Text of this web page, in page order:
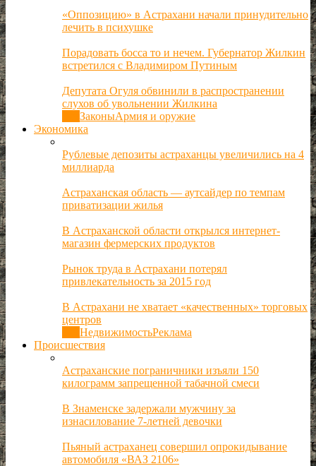
«Оппозицию» в Астрахани начали принудительно
лечить в психушке
Порадовать босса то и нечем. Губернатор Жилкин
встретился с Владимиром Путиным
Депутата Огуля обвинили в распространении
слухов об увольнении Жилкина
ЗаконыАрмия и оружие
Экономика
Рублевые депозиты астраханцы увеличились на 4
миллиарда
Астраханская область — аутсайдер по темпам
приватизации жилья
В Астраханской области открылся интернет-
магазин фермерских продуктов
Рынок труда в Астрахани потерял
привлекательность за 2015 год
В Астрахани не хватает «качественных» торговых
центров
НедвижимостьРеклама
Происшествия
Астраханские пограничники изъяли 150
килограмм запрещенной табачной смеси
В Знаменске задержали мужчину за
изнасилование 7-летней девочки
Пьяный астраханец совершил опрокидывание
автомобиля «ВАЗ 2106»